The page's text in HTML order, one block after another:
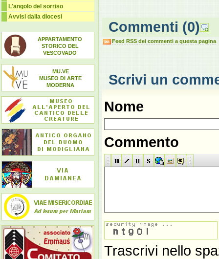
L'angolo del sorriso
Avvisi dalla diocesi
APPARTAMENTO
STORICO DEL
VESCOVADO
_____MU.VE_____
MUSEO DI ARTE
MODERNA
Commenti (0)
Feed RSS dei commenti a questa pagina
Scrivi un
Nome
Commento
Trascrivi nello